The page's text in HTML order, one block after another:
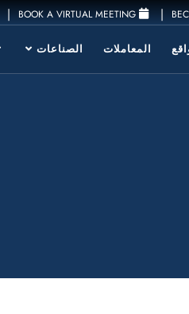
|
BOOK A VIRTUAL MEETING
|
الصناعات المعاملات